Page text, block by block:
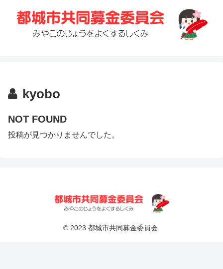
kyobo
NOT FOUND
投稿が見つかりませんでした。
© 2023 都城市共同募金委員会.